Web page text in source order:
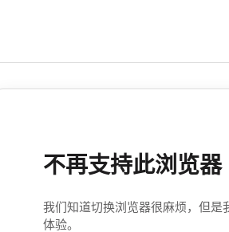
不再支持此浏览器
我们知道切换浏览器很麻烦，但是
体验。